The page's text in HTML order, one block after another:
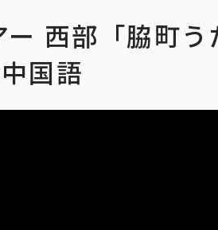
ー 西部「脇町
国語